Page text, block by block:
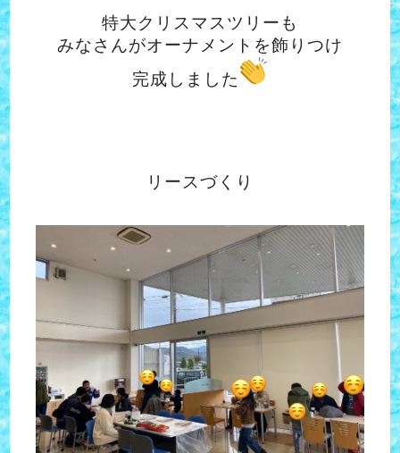
特大クリスマスツリーも
みなさんがオーナメントを飾りつけ
完成しました
リースづくり